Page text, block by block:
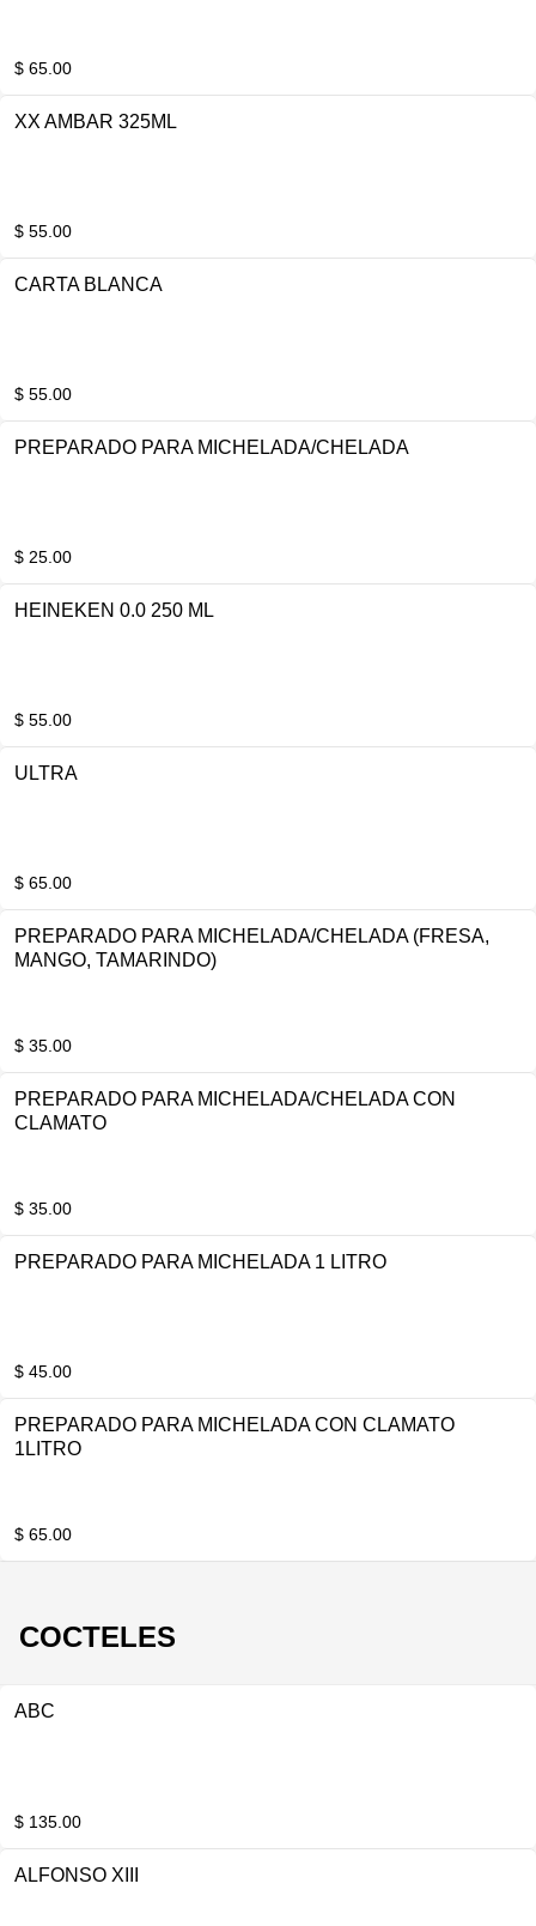
$ 65.00
XX AMBAR 325ML
$ 55.00
CARTA BLANCA
$ 55.00
PREPARADO PARA MICHELADA/CHELADA
$ 25.00
HEINEKEN 0.0 250 ML
$ 55.00
ULTRA
$ 65.00
PREPARADO PARA MICHELADA/CHELADA (FRESA,
MANGO, TAMARINDO)
$ 35.00
PREPARADO PARA MICHELADA/CHELADA CON
CLAMATO
$ 35.00
PREPARADO PARA MICHELADA 1 LITRO
$ 45.00
PREPARADO PARA MICHELADA CON CLAMATO
1LITRO
$ 65.00
COCTELES
ABC
$ 135.00
ALFONSO XIII